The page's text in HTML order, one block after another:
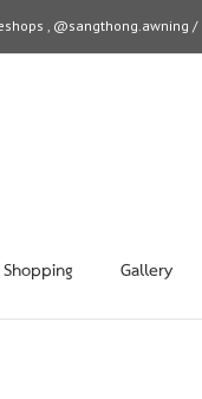
, @sangthong.awning /
Shopping Gallery